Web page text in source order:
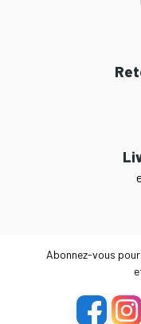
Abonnez-vous